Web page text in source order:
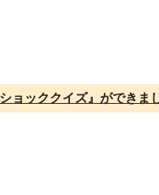
ョッククイズ』ができま